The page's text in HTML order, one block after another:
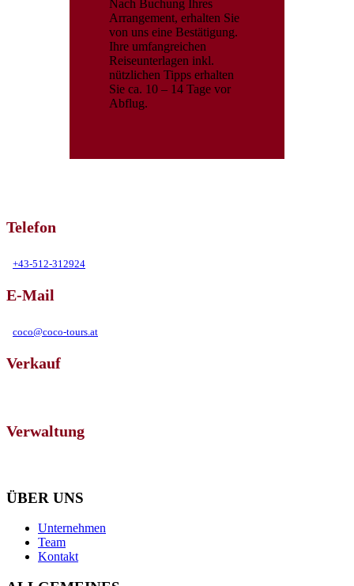
Nach Buchung Ihres
Arrangement, erhalten Sie
von uns eine Bestätigung.
Ihre umfangreichen
Reiseunterlagen inkl.
nützlichen Tipps erhalten
Sie ca. 10 – 14 Tage vor
Abflug.
Telefon
+43-512-312924
E-Mail
coco@coco-tours.at
Verkauf
Verwaltung
ÜBER UNS
Unternehmen
Team
Kontakt